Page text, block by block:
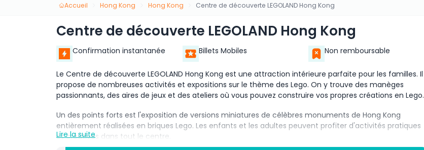
Accueil Hong Kong Hong Kong Centre de découverte LEGOLAND Hong Kong
Centre de découverte LEGOLAND Hong Kong
Confirmation instantanée Billets Mobiles Non remboursable
Le Centre de découverte LEGOLAND Hong Kong est une attraction intérieure parfaite pour les familles. Il
propose de nombreuses activités et expositions sur le thème des Lego. On y trouve des manèges
passionnants, des aires de jeux et des ateliers où vous pouvez construire vos propres créations en Lego.
Un des points forts est l'exposition de versions miniatures de célèbres monuments de Hong Kong
entièrement réalisées en briques Lego. Les enfants et les adultes peuvent profiter d'activités pratiques
et créatives dans tout le centre.
Lire la suite